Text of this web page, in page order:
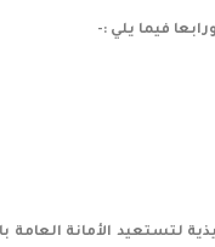
اتخاذها الترتيبات التنفيذية